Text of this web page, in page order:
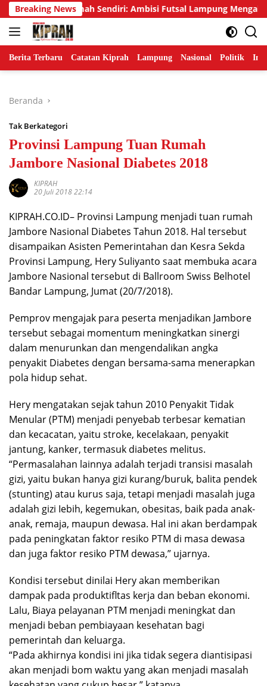
Langsung
ke
konten
Breaking News
di Rumah Sendiri: Ambisi Futsal Lampung Mengakhiri
Berita Terbaru Catatan Kiprah Lampung Nasional Politik
Beranda
Tak Berkategori
Provinsi Lampung Tuan Rumah
Jambore Nasional Diabetes 2018
KIPRAH
20 Juli 2018 22:14
KIPRAH.CO.ID– Provinsi Lampung menjadi tuan rumah
Jambore Nasional Diabetes Tahun 2018. Hal tersebut
disampaikan Asisten Pemerintahan dan Kesra Sekda
Provinsi Lampung, Hery Suliyanto saat membuka acara
Jambore Nasional tersebut di Ballroom Swiss Belhotel
Bandar Lampung, Jumat (20/7/2018).
Pemprov mengajak para peserta menjadikan Jambore
tersebut sebagai momentum meningkatkan sinergi
dalam menurunkan dan mengendalikan angka
penyakit Diabetes dengan bersama-sama menerapkan
pola hidup sehat.
Hery mengatakan sejak tahun 2010 Penyakit Tidak
Menular (PTM) menjadi penyebab terbesar kematian
dan kecacatan, yaitu stroke, kecelakaan, penyakit
jantung, kanker, termasuk diabetes melitus.
“Permasalahan lainnya adalah terjadi transisi masalah
gizi, yaitu bukan hanya gizi kurang/buruk, balita pendek
(stunting) atau kurus saja, tetapi menjadi masalah juga
adalah gizi Iebih, kegemukan, obesitas, baik pada anak-
anak, remaja, maupun dewasa. Hal ini akan berdampak
pada peningkatan faktor resiko PTM di masa dewasa
dan juga faktor resiko PTM dewasa,” ujarnya.
Kondisi tersebut dinilai Hery akan memberikan
dampak pada produktifltas kerja dan beban ekonomi.
Lalu, Biaya pelayanan PTM menjadi meningkat dan
menjadi beban pembiayaan kesehatan bagi
pemerintah dan keluarga.
“Pada akhirnya kondisi ini jika tidak segera diantisipasi
akan menjadi bom waktu yang akan menjadi masalah